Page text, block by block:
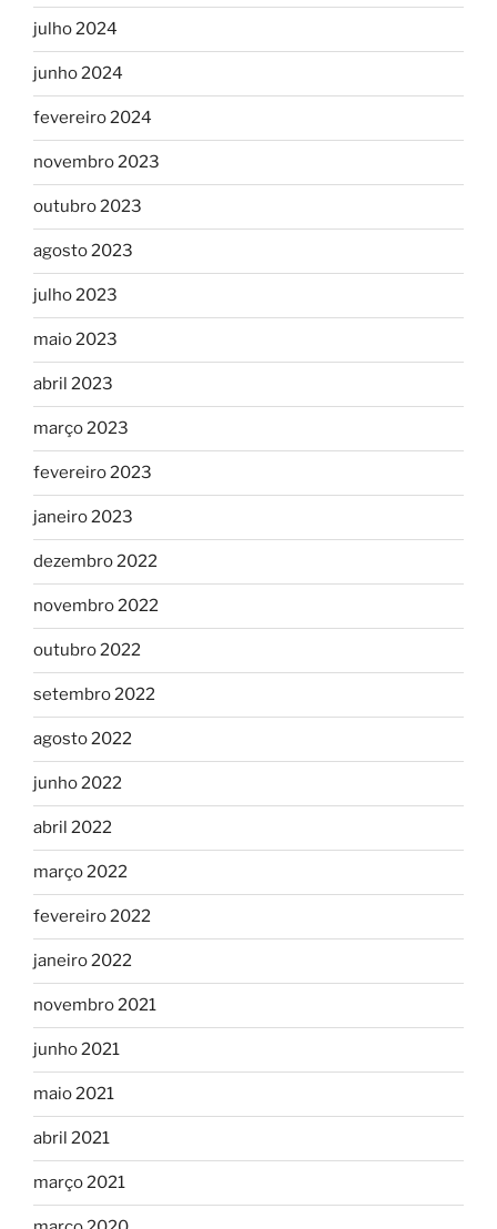
julho 2024
junho 2024
fevereiro 2024
novembro 2023
outubro 2023
agosto 2023
julho 2023
maio 2023
abril 2023
março 2023
fevereiro 2023
janeiro 2023
dezembro 2022
novembro 2022
outubro 2022
setembro 2022
agosto 2022
junho 2022
abril 2022
março 2022
fevereiro 2022
janeiro 2022
novembro 2021
junho 2021
maio 2021
abril 2021
março 2021